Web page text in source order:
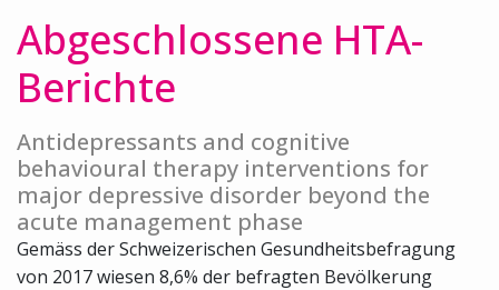
Abgeschlossene HTA-
Berichte
Antidepressants and cognitive
behavioural therapy interventions for
major depressive disorder beyond the
acute management phase
Gemäss der Schweizerischen Gesundheitsbefragung
von 2017 wiesen 8,6% der befragten Bevölkerung